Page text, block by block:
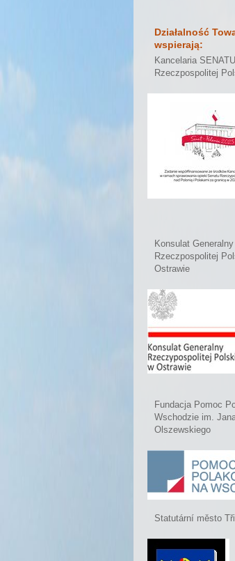
Działalność
wspierają:
Kancelaria SENATU
Rzeczpospolitej
Konsulat Generalny
Rzeczpospolitej
Ostrawie
Fundacja Pomoc
Wschodzie im.
Olszewskiego
Statutární město